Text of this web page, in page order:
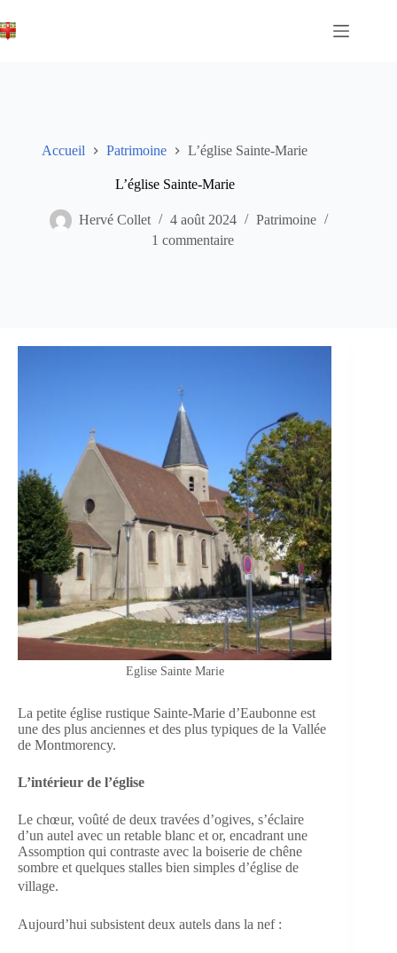
au
contenu
Accueil Patrimoine L’église Sainte-Marie
L’église Sainte-Marie
Hervé Collet 4 août 2024
Patrimoine
1 commentaire
Eglise Sainte Marie
La petite église rustique Sainte-Marie d’Eaubonne est
une des plus anciennes et des plus typiques de la Vallée
de Montmorency.
L’intérieur de l’église
Le chœur, voûté de deux travées d’ogives, s’éclaire
d’un autel avec un retable blanc et or, encadrant une
Assomption qui contraste avec la boiserie de chêne
sombre et quelques stalles bien simples d’église de
village.
Aujourd’hui subsistent deux autels dans la nef :